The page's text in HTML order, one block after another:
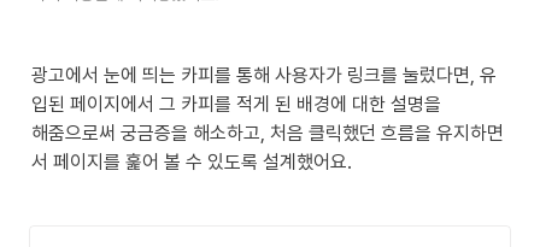
광고에서 눈에 띄는 카피를 통해 사용자가 링크를 눌렀다면, 유
입된 페이지에서 그 카피를 적게 된 배경에 대한 설명을
해줌으로써 궁금증을 해소하고, 처음 클릭했던 흐름을 유지하면
서 페이지를 훑어 볼 수 있도록 설계했어요.